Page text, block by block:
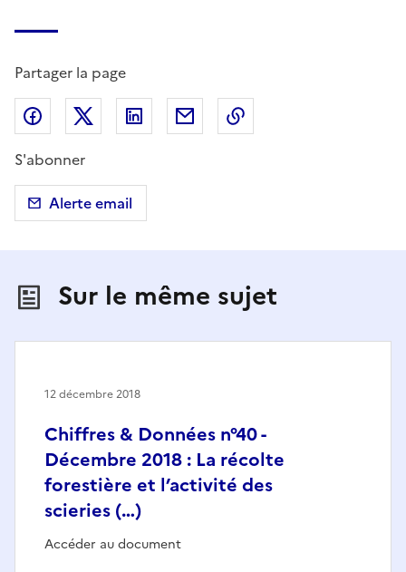
Partager la page
Partager sur Facebook
Partager sur X (anciennement Twitter)
Partager sur LinkedIn
Partager par email
S'abonner
Alerte email
Sur le même sujet
Chiffres & Données n°40 -
Décembre 2018 : La récolte
forestière et l’activité des
scieries (…)
Accéder au document
12 décembre 2018